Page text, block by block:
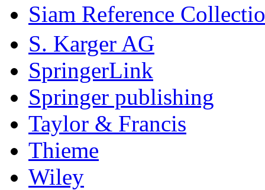
Siam Reference
S. Karger AG
SpringerLink
Springer publishing
Taylor & Francis
Thieme
Wiley